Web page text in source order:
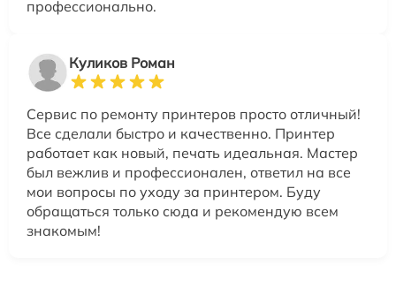
профессионально.
Куликов Роман
Сервис по ремонту принтеров просто отличный!
Все сделали быстро и качественно. Принтер
работает как новый, печать идеальная. Мастер
был вежлив и профессионален, ответил на все
мои вопросы по уходу за принтером. Буду
обращаться только сюда и рекомендую всем
знакомым!